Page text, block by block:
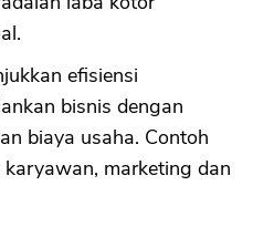
efisiensi
bisnis dengan
biaya usaha. Contoh
marketing dan